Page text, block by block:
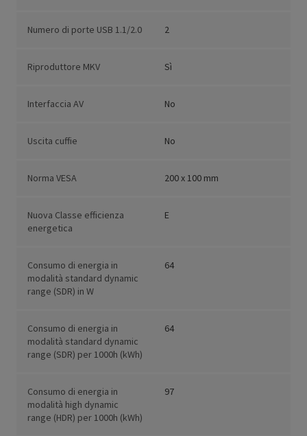
Numero di porte USB 1.1/2.0 2
Riproduttore MKV Sì
Interfaccia AV No
Uscita cuffie No
Norma VESA 200 x 100 mm
Nuova Classe efficienza
energetica
E
Consumo di energia in
modalità standard dynamic
range (SDR) in W
64
Consumo di energia in
modalità standard dynamic
range (SDR) per 1000h (kWh)
64
Consumo di energia in
modalità high dynamic
range (HDR) per 1000h (kWh)
97